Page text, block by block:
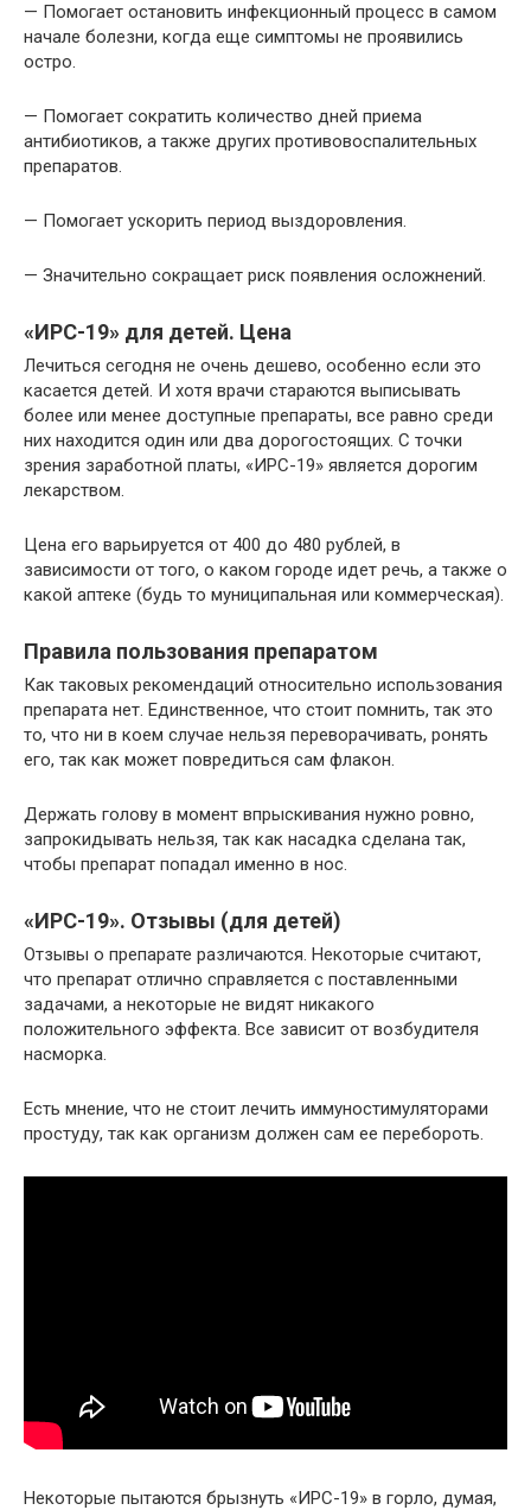
— Помогает остановить инфекционный процесс в самом
начале болезни, когда еще симптомы не проявились
остро.
— Помогает сократить количество дней приема
антибиотиков, а также других противовоспалительных
препаратов.
— Помогает ускорить период выздоровления.
— Значительно сокращает риск появления осложнений.
«ИРС-19» для детей. Цена
Лечиться сегодня не очень дешево, особенно если это
касается детей. И хотя врачи стараются выписывать
более или менее доступные препараты, все равно среди
них находится один или два дорогостоящих. С точки
зрения заработной платы, «ИРС-19» является дорогим
лекарством.
Цена его варьируется от 400 до 480 рублей, в
зависимости от того, о каком городе идет речь, а также о
какой аптеке (будь то муниципальная или коммерческая).
Правила пользования препаратом
Как таковых рекомендаций относительно использования
препарата нет. Единственное, что стоит помнить, так это
то, что ни в коем случае нельзя переворачивать, ронять
его, так как может повредиться сам флакон.
Держать голову в момент впрыскивания нужно ровно,
запрокидывать нельзя, так как насадка сделана так,
чтобы препарат попадал именно в нос.
«ИРС-19». Отзывы (для детей)
Отзывы о препарате различаются. Некоторые считают,
что препарат отлично справляется с поставленными
задачами, а некоторые не видят никакого
положительного эффекта. Все зависит от возбудителя
насморка.
Есть мнение, что не стоит лечить иммуностимуляторами
простуду, так как организм должен сам ее перебороть.
Некоторые пытаются брызнуть «ИРС-19» в горло, думая,